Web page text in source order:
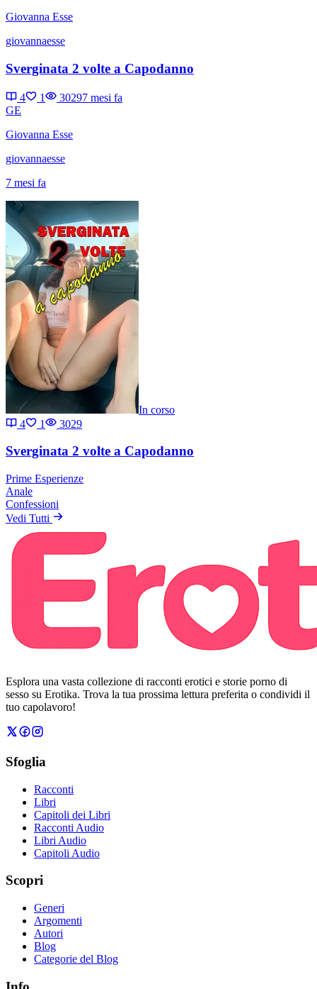
Giovanna Esse
giovannaesse
Sverginata 2 volte a Capodanno
4 1 30297 mesi fa
GE
Giovanna Esse
giovannaesse
7 mesi fa
In corso
4
1 3029
Sverginata 2 volte a Capodanno
Prime Esperienze
Anale
Confessioni
Vedi Tutti
Esplora una vasta collezione di racconti erotici e storie porno di
sesso su Erotika. Trova la tua prossima lettura preferita o condividi il
tuo capolavoro!
Sfoglia
Racconti
Libri
Capitoli dei Libri
Racconti Audio
Libri Audio
Capitoli Audio
Scopri
Generi
Argomenti
Autori
Blog
Categorie del Blog